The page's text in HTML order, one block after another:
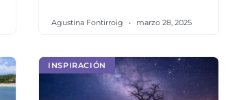
Agustina Fontirroig marzo 28, 2025
INSPIRACIÓN